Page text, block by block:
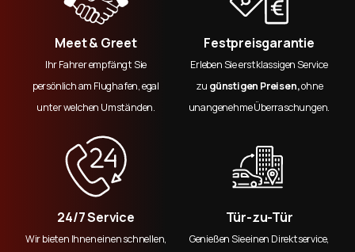
Flughafentransfer Baden Württemberg
Meet & Greet
Ihr Fahrer empfängt Sie
persönlich am Flughafen, egal
unter welchen Umständen.
Festpreisgarantie
Erleben Sie erstklassigen Service
zu günstigen Preisen,ohne
unangenehme Überraschungen.
24/7 Service
Wir bieten Ihnen einen schnellen,
Tür-zu-Tür
Genießen Sie einen Direktservice,